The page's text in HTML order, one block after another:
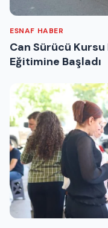
ESNAF HABER
Can Sürücü Kursu
Eğitimine Başladı